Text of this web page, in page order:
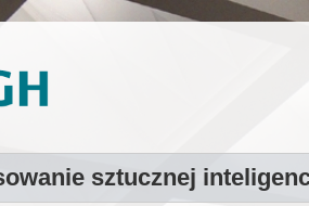
sztucznej